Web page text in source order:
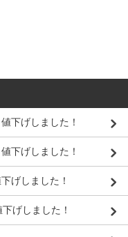
げしました！
げしました！
しました！
しました！